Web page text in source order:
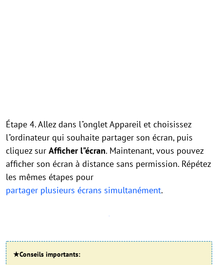
Étape 4. Allez dans l"onglet Appareil et choisissez
l"ordinateur qui souhaite partager son écran, puis
cliquez sur Afficher l"écran. Maintenant, vous pouvez
afficher son écran à distance sans permission. Répétez
les mêmes étapes pour
partager plusieurs écrans simultanément.
★Conseils importants: